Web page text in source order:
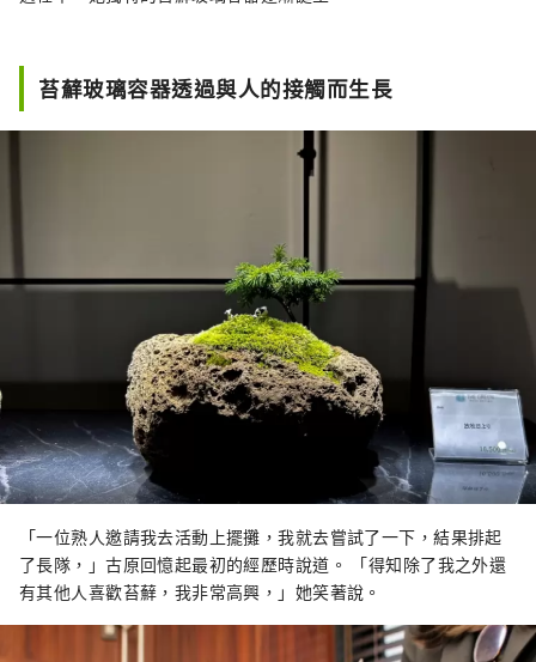
苔蘚玻璃容器透過與人的接觸而生長
「一位熟人邀請我去活動上擺攤，我就去嘗試了一下，結果排起
了長隊，」古原回憶起最初的經歷時說道。 「得知除了我之外還
有其他人喜歡苔蘚，我非常高興，」她笑著說。